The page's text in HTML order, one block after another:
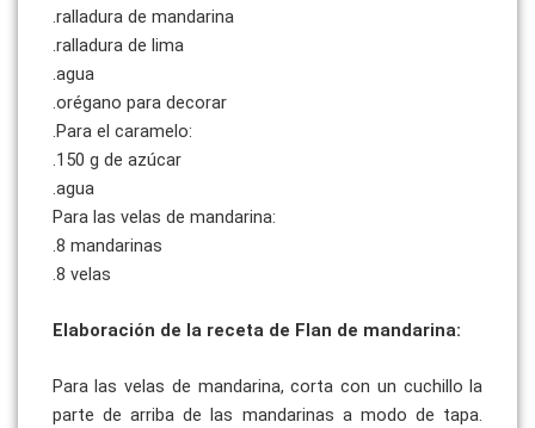
.ralladura de mandarina
.ralladura de lima
.agua
.orégano para decorar
.Para el caramelo:
.150 g de azúcar
.agua
Para las velas de mandarina:
.8 mandarinas
.8 velas
Elaboración de la receta de Flan de mandarina:
Para las velas de mandarina, corta con un cuchillo la
parte de arriba delas mandarinas a modo de tapa.